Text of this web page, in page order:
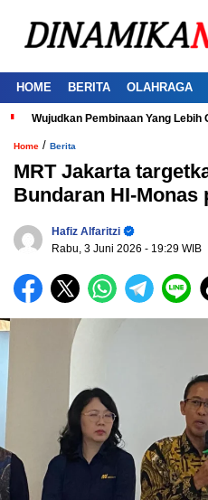
HOME BERITA OLAHRAGA
Wujudkan Pembinaan Yang
Home / Berita
MRT Jakarta
Bundaran HI-Monas
Hafiz Alfaritzi
Rabu, 3 Juni 2026 - 19:29 WIB